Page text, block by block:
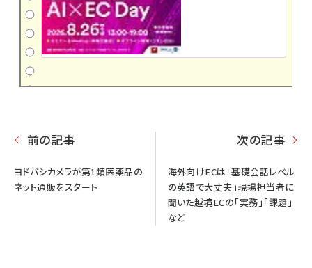
前の記事
ヨドバシカメラが第1類医薬品の
ネット通販をスタート
次の記事
海外向けECは「基礎会話レベル
の英語で大丈夫」――現場担当者に
聞いた越境ECの「実務」「課題」
など